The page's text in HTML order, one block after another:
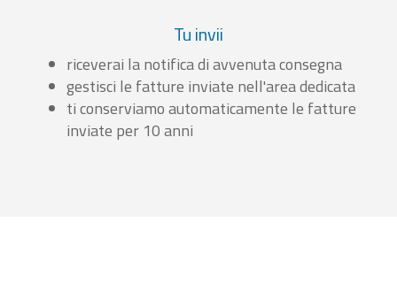
Tu invii
riceverai la notifica di avvenuta consegna
gestisci le fatture inviate nell'area dedicata
ti conserviamo automaticamente le fatture
inviate per 10 anni